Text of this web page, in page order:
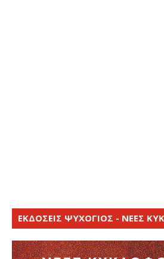
ΕΚΔΟΣΕΙΣ ΨΥΧΟΓΙΟΣ - ΝΕΕΣ